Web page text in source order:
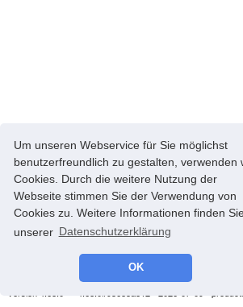
Um unseren Webservice für Sie möglichst
benutzerfreundlich zu gestalten, verwenden
Cookies. Durch die weitere Nutzung der
Webseite stimmen Sie der Verwendung von
Cookies zu. Weitere Informationen finden
unserer Datenschutzerklärung
OK
© 2008-2026 energyControl -Impressum-Datenschutz